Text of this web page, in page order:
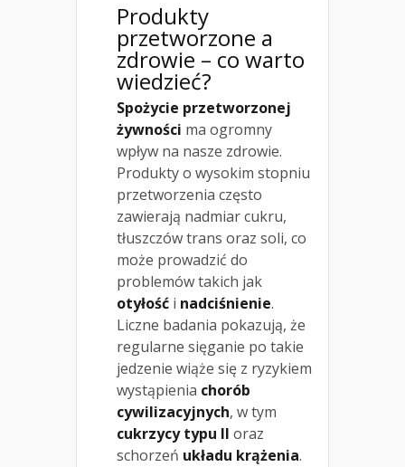
Produkty
przetworzone a
zdrowie – co warto
wiedzieć?
Spożycie przetworzonej
żywności ma ogromny
wpływ na nasze zdrowie.
Produkty o wysokim stopniu
przetworzenia często
zawierają nadmiar cukru,
tłuszczów trans oraz soli, co
może prowadzić do
problemów takich jak
otyłość i nadciśnienie.
Liczne badania pokazują, że
regularne sięganie po takie
jedzenie wiąże się z ryzykiem
wystąpienia chorób
cywilizacyjnych, w tym
cukrzycy typu II oraz
schorzeń układu krążenia.